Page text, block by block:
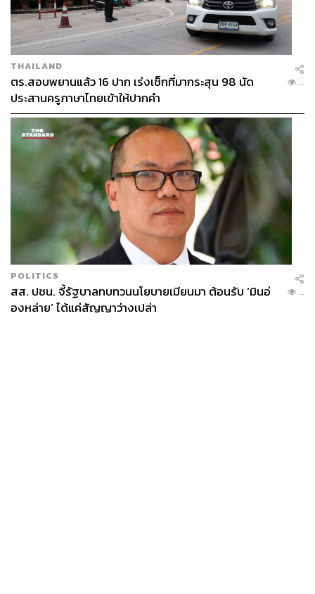
นิทรรศการ ‘Van Gogh Alive Bangkok: I dream my
painting, and then I paint my dream’ เริ่มจัดแสดงจริงวันที่
31 มีนาคม – 31 กรกฎาคมนี้ ณ ชั้น 6 ไอคอนสยาม ราคา
บัตร VIP 1,490 บาท, บัตรทั่วไป 990 บาท, บัตร Early Bird
690 บาท (ใช้ได้ถึง 30 เมษายน 2566) และบัตรนักเรียน/
นักศึกษา 480 บาท
ติดตามรายละเอียดได้ที่Van Gogh Alive Bangkok
TAGS: Van Gogh นิทรรศการศิลปะ
งานศิลปะ
นิทรรศการศิลปะดิจิทัล
Van Gogh Alive Bangkok
THAILAND
ตร.สอบพยานแล้ว 16 ปาก เร่งเช็กที่มากระสุน 98 นัด
ประสานครูภาษาไทยเข้าให้ปากคำ
...
POLITICS
สส. ปชน. จี้รัฐบาลทบทวนนโยบายเมียนมา ต้อนรับ ‘มินอ่
องหล่าย’ ได้แค่สัญญาว่างเปล่า
...